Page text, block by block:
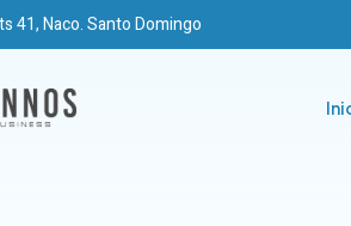
41, Naco. Santo Domingo